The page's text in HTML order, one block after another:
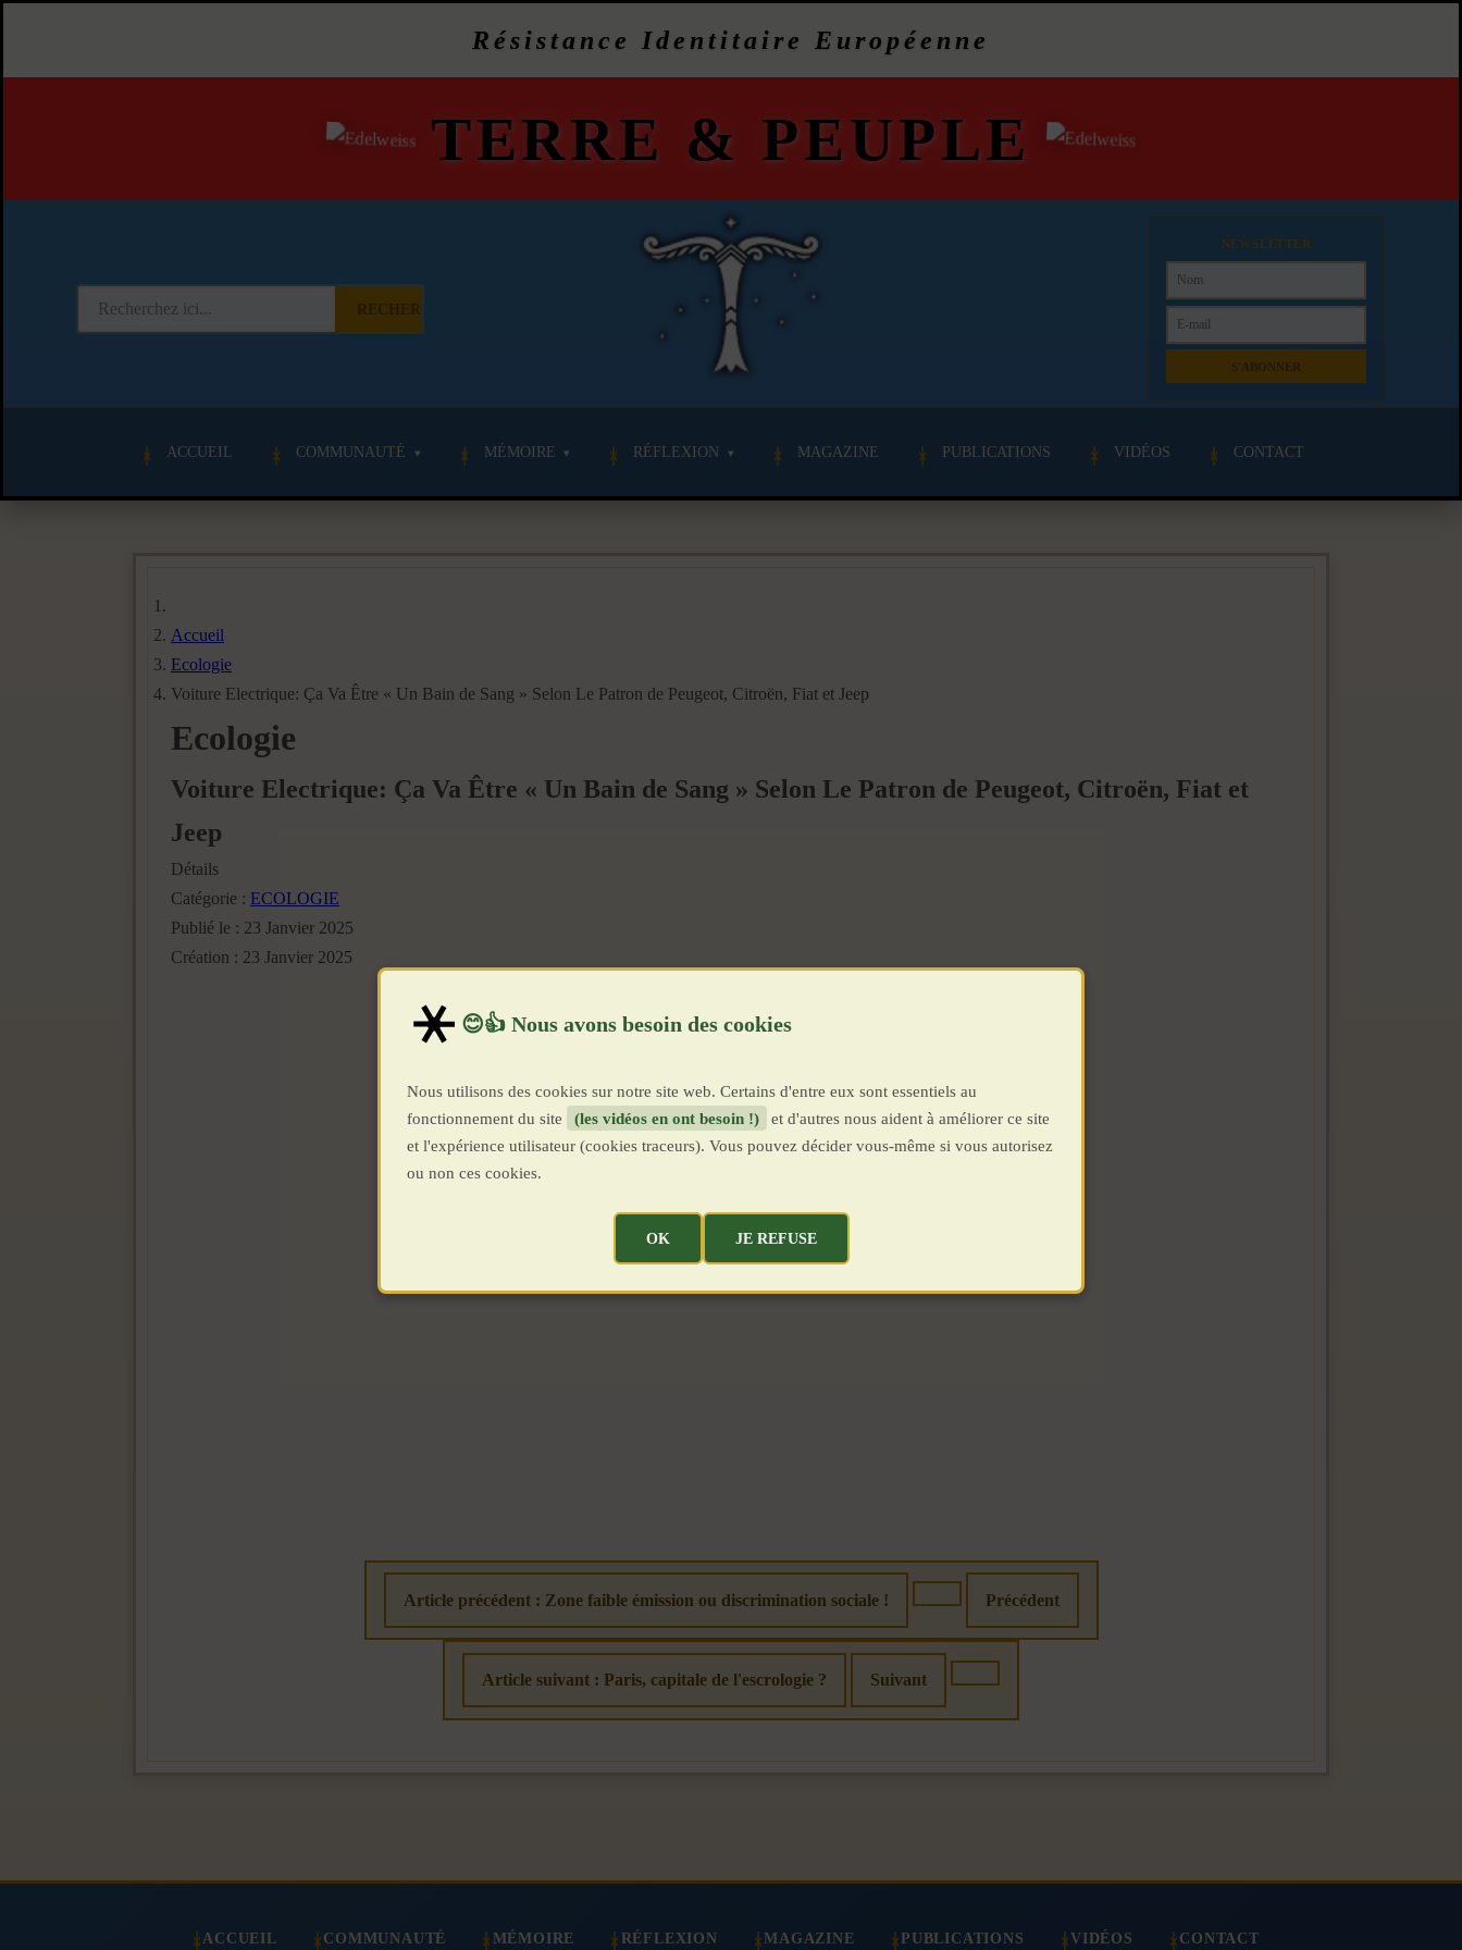
Résistance Identitaire Européenne
TERRE & PEUPLE
NEWSLETTER
ACCUEIL COMMUNAUTÉ MÉMOIRE RÉFLEXION MAGAZINE PUBLICATIONS VIDÉOS CONTACT
Accueil
Ecologie
Voiture Electrique: Ça Va Être « Un Bain de Sang » Selon Le Patron de Peugeot, Citroën, Fiat et Jeep
Ecologie
Voiture Electrique: Ça Va Être « Un Bain de Sang » Selon Le Patron de Peugeot, Citroën, Fiat et
Jeep
Détails
Catégorie : ECOLOGIE
Publié le : 23 Janvier 2025
Création : 23 Janvier 2025
Article précédent : Zone faible émission ou discrimination sociale ! Précédent
Article suivant : Paris, capitale de l'escrologie ? Suivant
ACCUEIL COMMUNAUTÉ MÉMOIRE RÉFLEXION MAGAZINE PUBLICATIONS VIDÉOS CONTACT
Nous utilisons des cookies sur notre site web. Certains d'entre eux sont essentiels au
fonctionnement du site
(les vidéos en ont besoin !)
et d'autres nous aident à améliorer ce site
et l'expérience utilisateur (cookies traceurs). Vous pouvez décider vous-même si vous autorisez
ou non ces cookies.
OK JE REFUSE